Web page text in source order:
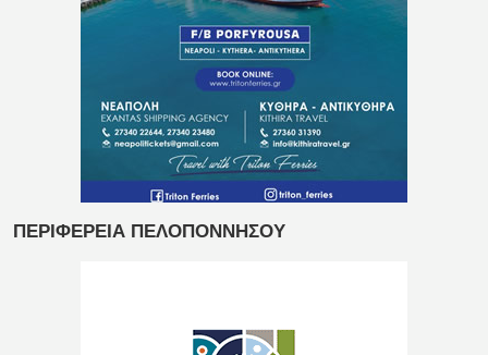
ΠΕΡΙΦΕΡΕΙΑ ΠΕΛΟΠΟΝΝΗΣΟΥ